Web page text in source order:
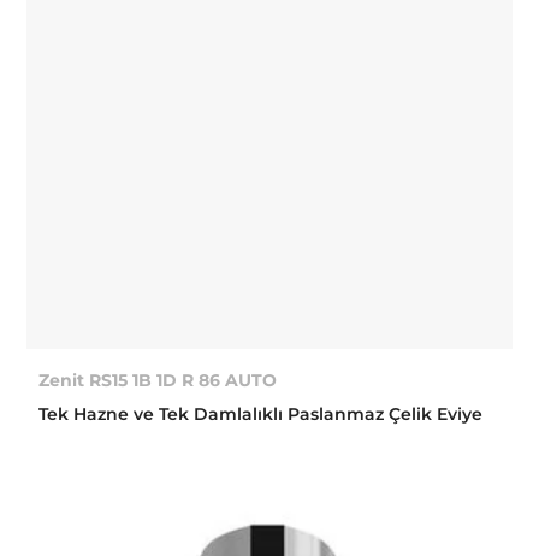
Zenit RS15 1B 1D R 86 AUTO
Tek Hazne ve Tek Damlalıklı Paslanmaz Çelik Eviye